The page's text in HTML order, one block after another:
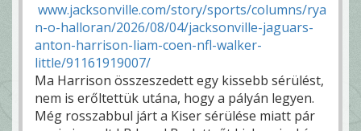
www.jacksonville.com/story/sports/columns/rya
n-o-halloran/2026/08/04/jacksonville-jaguars-
anton-harrison-liam-coen-nfl-walker-
little/91161919007/
Ma Harrison összeszedett egy kissebb sérülést,
nem is erőltettük utána, hogy a pályán legyen.
Még rosszabbul járt a Kiser sérülése miatt pár